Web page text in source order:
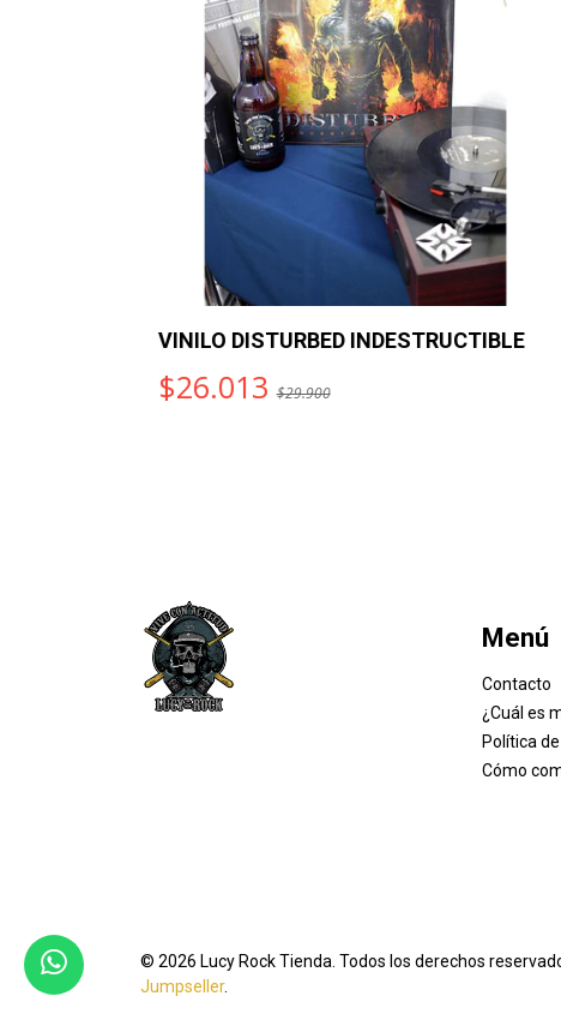
VINILO DISTURBED INDESTRUCTIBLE
$26.013 $29.900
Menú
Contacto
¿Cuál es
Política
Cómo
© 2026 Lucy Rock Tienda. Todos los derechos
Jumpseller.